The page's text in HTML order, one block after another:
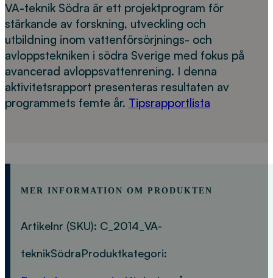
VA-teknik Södra är ett projektprogram för
stärkande av forskning, utveckling och
utbildning inom vattenförsörjnings- och
avloppstekniken i södra Sverige med fokus på
avancerad avloppsvattenrening. I denna
aktivitetsrapport presenteras resultaten av
programmets femte år. Tipsrapportlista
MER INFORMATION OM PRODUKTEN
Artikelnr (SKU): C_2014_VA-
teknikSödraProduktkategori: